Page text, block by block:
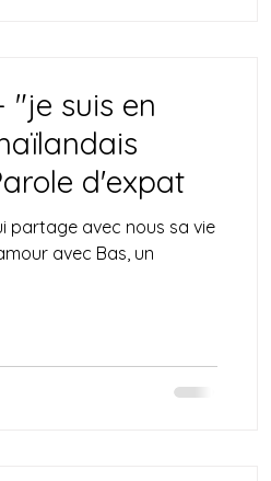
"je suis en
d'expat
partage avec nous sa vie
avec Bas, un